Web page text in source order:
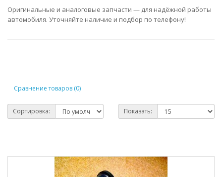
Оригинальные и аналоговые запчасти — для надёжной работы
автомобиля. Уточняйте наличие и подбор по телефону!
Сравнение товаров (0)
Сортировка: Показать: